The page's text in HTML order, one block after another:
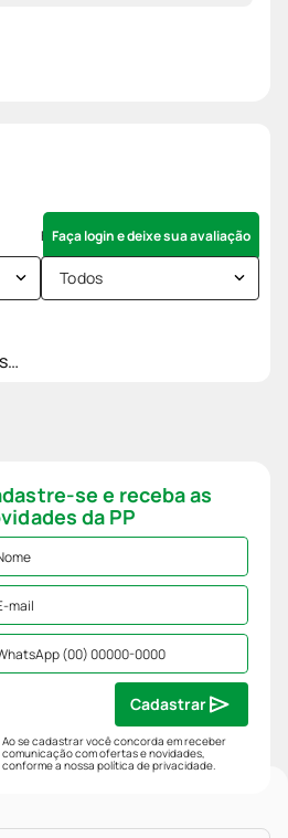
Faça login e deixe sua avaliação
Todos
se e receba as
da PP
Ao se cadastrar você concorda em receber
comunicação com ofertas e novidades,
conforme a nossapolítica de privacidade.
Cadastrar